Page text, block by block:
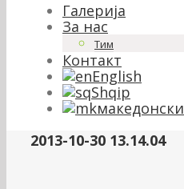
Галерија
За нас
Тим
Контакт
English
Shqip
македонски
2013-10-30 13.14.04